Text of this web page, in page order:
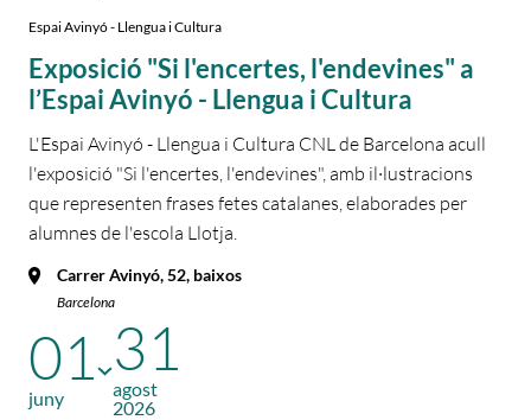
Espai Avinyó - Llengua i Cultura
Exposició "Si l'encertes, l'endevines" a
l’Espai Avinyó - Llengua i Cultura
L'Espai Avinyó - Llengua i Cultura CNL de Barcelona acull
l'exposició "Si l'encertes, l'endevines", amb il·lustracions
que representen frases fetes catalanes, elaborades per
alumnes de l'escola Llotja.
Carrer Avinyó, 52, baixos
Barcelona
01
juny
31
agost
2026